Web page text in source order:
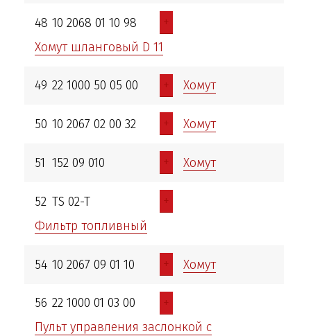
48 10 2068 01 10 98
+
Хомут шланговый D 11
49 22 1000 50 05 00 + Хомут
50 10 2067 02 00 32 + Хомут
51 152 09 010 + Хомут
52 TS 02-T
+
Фильтр топливный
54 10 2067 09 01 10 + Хомут
56 22 1000 01 03 00
+
Пульт управления заслонкой с